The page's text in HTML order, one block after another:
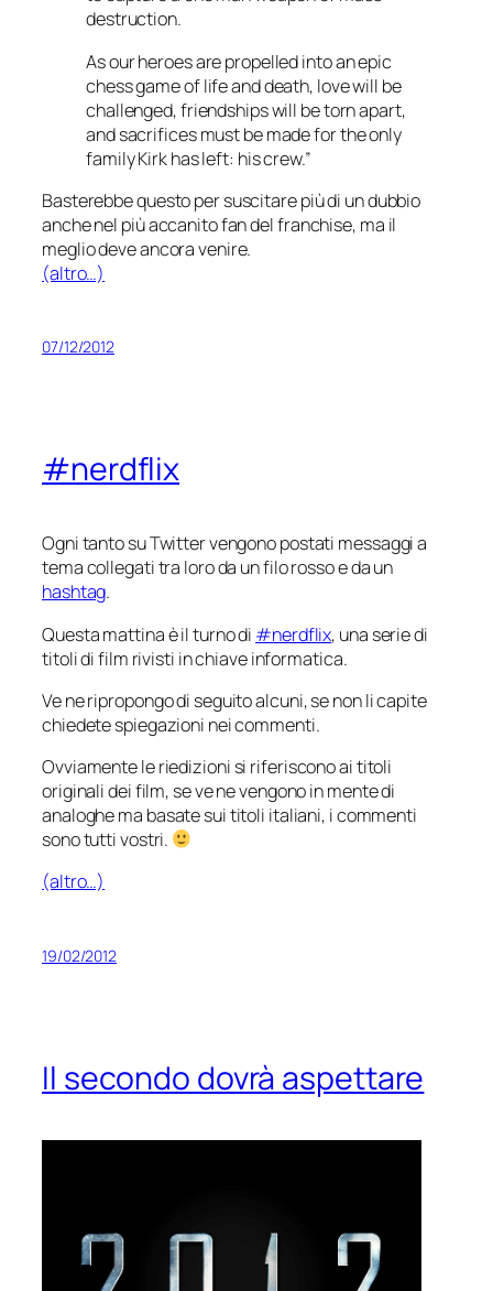
destruction.
As our heroes are propelled into an epic
chess game of life and death, love will be
challenged, friendships will be torn apart,
and sacrifices must be made for the only
family Kirk has left: his crew.”
Basterebbe questo per suscitare più di un dubbio
anche nel più accanito fan delfranchise, ma il
meglio deve ancora venire.
(altro…)
07/12/2012
#nerdflix
Ogni tanto su Twitter vengono postati messaggi a
tema collegati tra loro da un filo rosso e da un
hashtag.
Questa mattina è il turno di #nerdflix, una serie di
titoli di film rivisti in chiave informatica.
Ve ne ripropongo di seguito alcuni, se non li capite
chiedete spiegazioni nei commenti.
Ovviamente leriedizioni si riferiscono ai titoli
originali dei film, se ve ne vengono in mente di
analoghe ma basate sui titoli italiani, i commenti
sono tutti vostri.
(altro…)
19/02/2012
Il secondo dovrà aspettare